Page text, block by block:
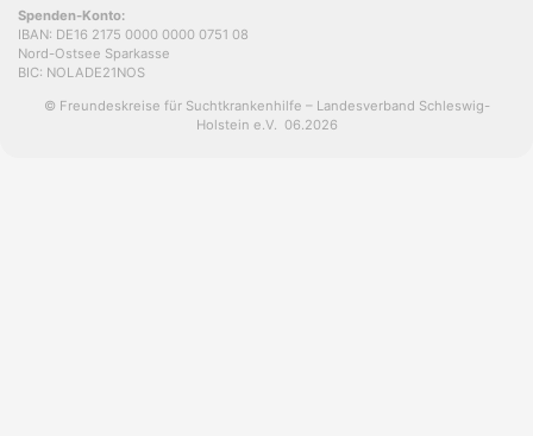
Spenden-Konto:
IBAN: DE16 2175 0000 0000 0751 08
Nord-Ostsee Sparkasse
BIC: NOLADE21NOS
© Freundeskreise für Suchtkrankenhilfe – Landesverband Schleswig-
Holstein e.V. 06.2026